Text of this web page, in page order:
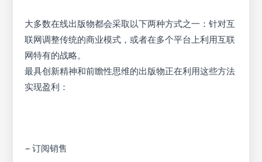
大多数在线出版物都会采取以下两种方式之一：针对互
联网调整传统的商业模式，或者在多个平台上利用互联
网特有的战略。
最具创新精神和前瞻性思维的出版物正在利用这些方法
实现盈利：
– 订阅销售